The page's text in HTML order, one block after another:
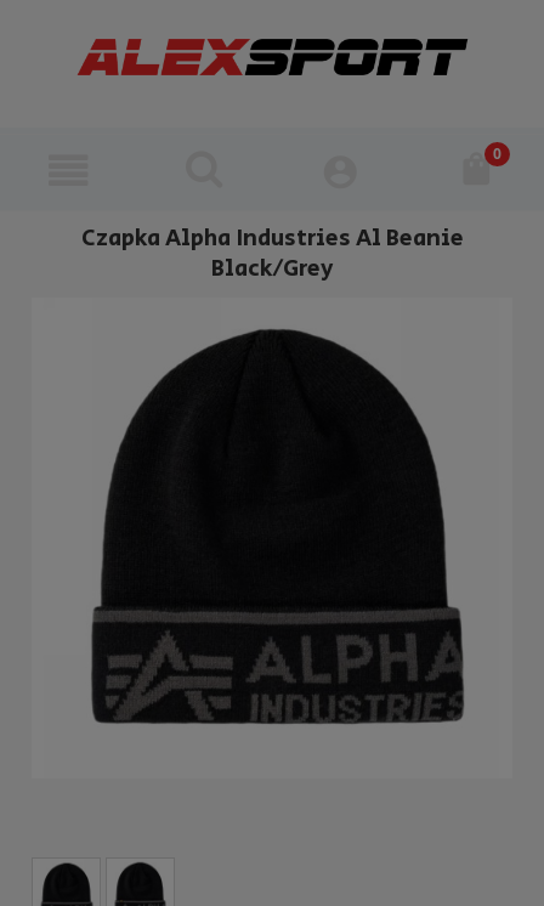
Czapka Alpha Industries Al Beanie
Black/Grey